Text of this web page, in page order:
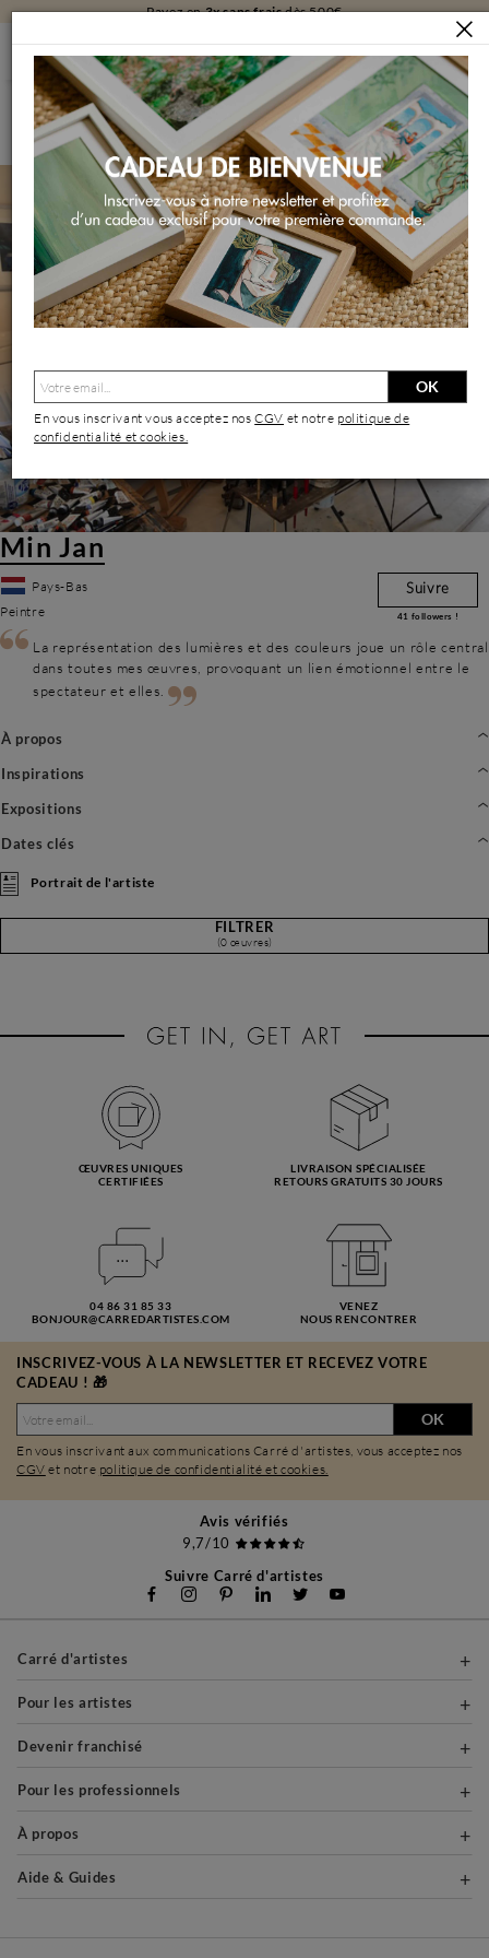
Payez en3x sans fraisdès 500€
ARTISTES MIN JAN
Min Jan | Artiste Contemporain : Oeuvres & Biographie
Min Jan
Pays-Bas
Peintre
Suivre
41 followers !
La représentation des lumières et des couleurs joue un rôle central
dans toutes mes œuvres, provoquant un lien émotionnel entre le
spectateur et elles.
À propos
Inspirations
Expositions
Dates clés
Portrait de l'artiste
FILTRER
(0 œuvres)
ŒUVRES UNIQUES
CERTIFIÉES
LIVRAISON SPÉCIALISÉE
RETOURS GRATUITS 30 JOURS
04 86 31 85 33
BONJOUR@CARREDARTISTES.COM
VENEZ
NOUS RENCONTRER
INSCRIVEZ-VOUS À LA NEWSLETTER ET RECEVEZ VOTRE
CADEAU ! 🎁
OK
En vous inscrivant aux communications Carré d'artistes, vous acceptez nos
CGV et notre politique de confidentialité et cookies.
Avis vérifiés
9,7/10
Suivre Carré d'artistes
Carré d'artistes
Pour les artistes
Devenir franchisé
Pour les professionnels
À propos
Aide & Guides
OK
En vous inscrivant vous acceptez nosCGV et notre politique de
confidentialité et cookies.